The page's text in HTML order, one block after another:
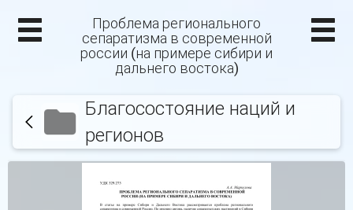
Проблема регионального
сепаратизма в современной
россии (на примере сибири и
дальнего востока)
Благосостояние наций и
регионов